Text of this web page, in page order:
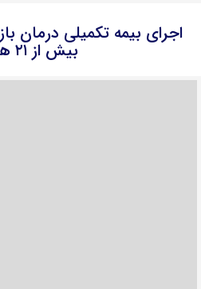
اجرای بیمه تکمیلی درمان
بیش از ۲۱ همت